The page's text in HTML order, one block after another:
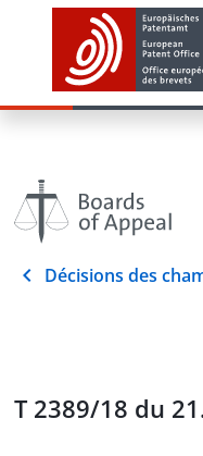
Décisions des
T 2389/18 du